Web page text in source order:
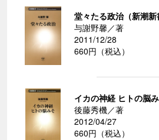
堂々たる政治（新潮新
与謝野馨／著
2011/12/28
660円（税込）
イカの神経 ヒトの脳
後藤秀機／著
2012/04/27
660円（税込）